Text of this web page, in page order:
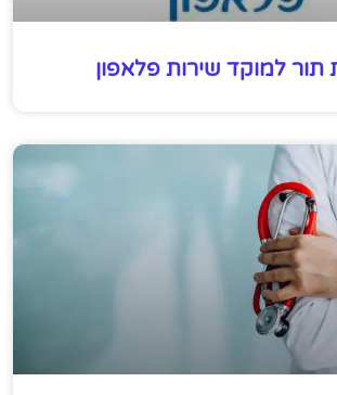
תור למוקד שירות פלאפון